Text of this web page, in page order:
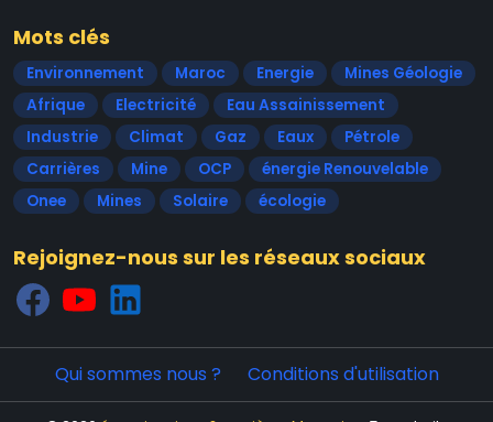
Mots clés
Environnement Maroc Energie
Mines Géologie
Afrique
Electricité
Eau Assainissement
Industrie
Climat Gaz Eaux
Pétrole
Carrières
Mine OCP
énergie Renouvelable
Onee
Mines Solaire écologie
Rejoignez-nous sur les réseaux sociaux
Qui sommes nous ? Conditions d'utilisation